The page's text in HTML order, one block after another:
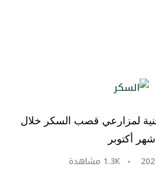
فنية لمزارعي قصب السكر خلال
شهر أكتوبر
1.3K مشاهدة